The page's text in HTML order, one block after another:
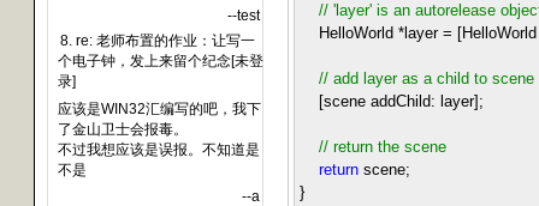
--test
8. re: 老师布置的作业：让写一
个电子钟，发上来留个纪念[未登
录]
应该是WIN32汇编写的吧，我下
了金山卫士会报毒。
不过我想应该是误报。不知道是
不是
--a
// 'layer' is an autorelease
HelloWorld * layer =
// add layer as a child to scene
[scene addChild: layer];
// return the scene
return scene;
}